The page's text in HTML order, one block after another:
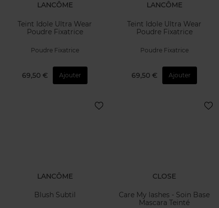
LANCÔME
Teint Idole Ultra Wear
Poudre Fixatrice
Poudre Fixatrice
69,50 € Ajouter
LANCÔME
Teint Idole Ultra Wear
Poudre Fixatrice
Poudre Fixatrice
69,50 € Ajouter
LANCÔME
Blush Subtil
CLOSE
Care My lashes - Soin Base
Mascara Teinté